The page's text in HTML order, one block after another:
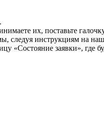
их, поставьте
следуя инструкциям на
«Состояние заявки», где